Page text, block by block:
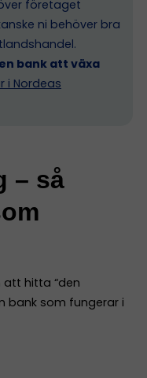
företaget
ni behöver bra
bank att växa
i Nordeas
– så
hitta “den
bank som fungerar i